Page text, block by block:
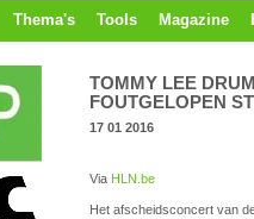
Thema's Tools Magazine
TOMMY LEE
FOUTGELOPEN
17 01 2016
Via HLN.be
Het afscheidsconcert van